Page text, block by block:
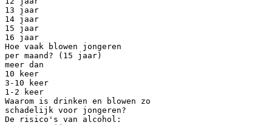
13 jaar
14 jaar
15 jaar
16 jaar
Hoe vaak blowen jongeren
per maand? (15 jaar)
meer dan
10 keer
3-10 keer
1-2 keer
Waarom is drinken en blowen zo
schadelijk voor jongeren?
De risico's van alcohol: